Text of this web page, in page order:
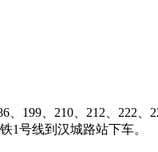
199、210、212、222
1号线到汉城路站下车。